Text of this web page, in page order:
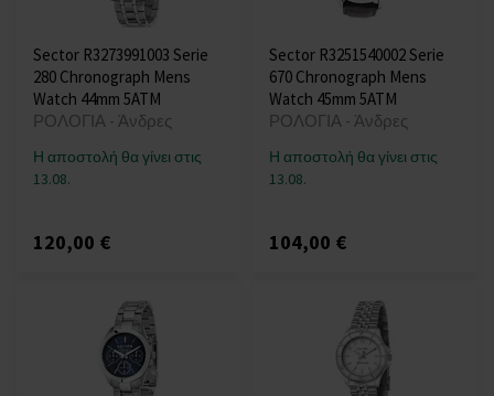
Sector R3273991003 Serie
280 Chronograph Mens
Watch 44mm 5ATM
ΡΟΛΟΓΙΑ - Άνδρες
Η αποστολή θα γίνει στις
13.08.
120,00 €
Sector R3251540002 Serie
670 Chronograph Mens
Watch 45mm 5ATM
ΡΟΛΟΓΙΑ - Άνδρες
Η αποστολή θα γίνει στις
13.08.
104,00 €